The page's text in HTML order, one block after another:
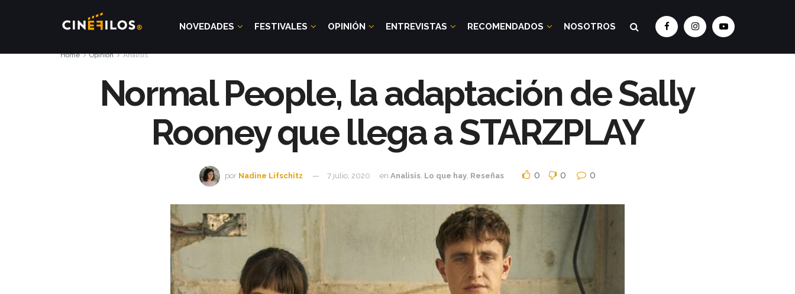
NOVEDADES FESTIVALES OPINIÓN ENTREVISTAS RECOMENDADOS NOSOTROS
Home Opinión Analisis
Normal People, la adaptación de Sally
Rooney que llega a STARZPLAY
por Nadine Lifschitz 7 julio, 2020 en Analisis Lo que hay Reseñas 0 0 0